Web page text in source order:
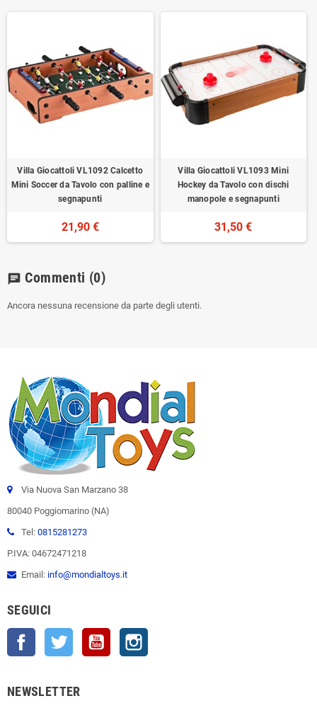
Villa Giocattoli VL1092 Calcetto
Mini Soccer da Tavolo con palline e
segnapunti
21,90 €
Villa Giocattoli VL1093 Mini
Hockey da Tavolo con dischi
manopole e segnapunti
31,50 €
chat Commenti (0)
Ancora nessuna recensione da parte degli utenti.
Via Nuova San Marzano 38
80040 Poggiomarino (NA)
Tel: 0815281273
P.IVA: 04672471218
Email: info@mondialtoys.it
SEGUICI
Facebook Twitter YouTube
NEWSLETTER